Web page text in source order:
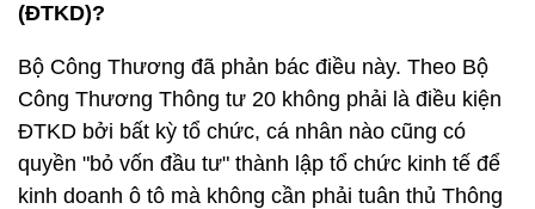
(ĐTKD)?
Bộ Công Thương đã phản bác điều này. Theo Bộ
Công Thương Thông tư 20 không phải là điều kiện
ĐTKD bởi bất kỳ tổ chức, cá nhân nào cũng có
quyền "bỏ vốn đầu tư" thành lập tổ chức kinh tế để
kinh doanh ô tô mà không cần phải tuân thủ Thông